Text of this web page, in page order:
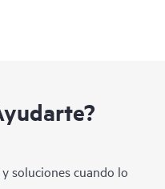
soluciones cuando lo